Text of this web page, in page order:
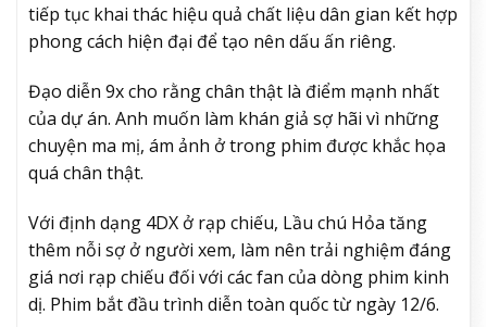
tiếp tục khai thác hiệu quả chất liệu dân gian kết hợp
phong cách hiện đại để tạo nên dấu ấn riêng.
Đạo diễn 9x cho rằng chân thật là điểm mạnh nhất
của dự án. Anh muốn làm khán giả sợ hãi vì những
chuyện ma mị, ám ảnh ở trong phim được khắc họa
quá chân thật.
Với định dạng 4DX ở rạp chiếu, Lầu chú Hỏa tăng
thêm nỗi sợ ở người xem, làm nên trải nghiệm đáng
giá nơi rạp chiếu đối với các fan của dòng phim kinh
dị. Phim bắt đầu trình diễn toàn quốc từ ngày 12/6.